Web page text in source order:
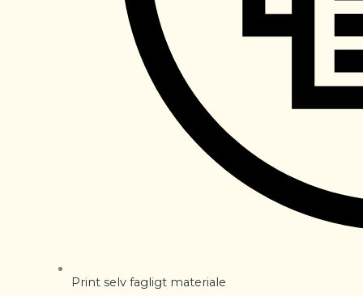
Print selv fagligt materiale